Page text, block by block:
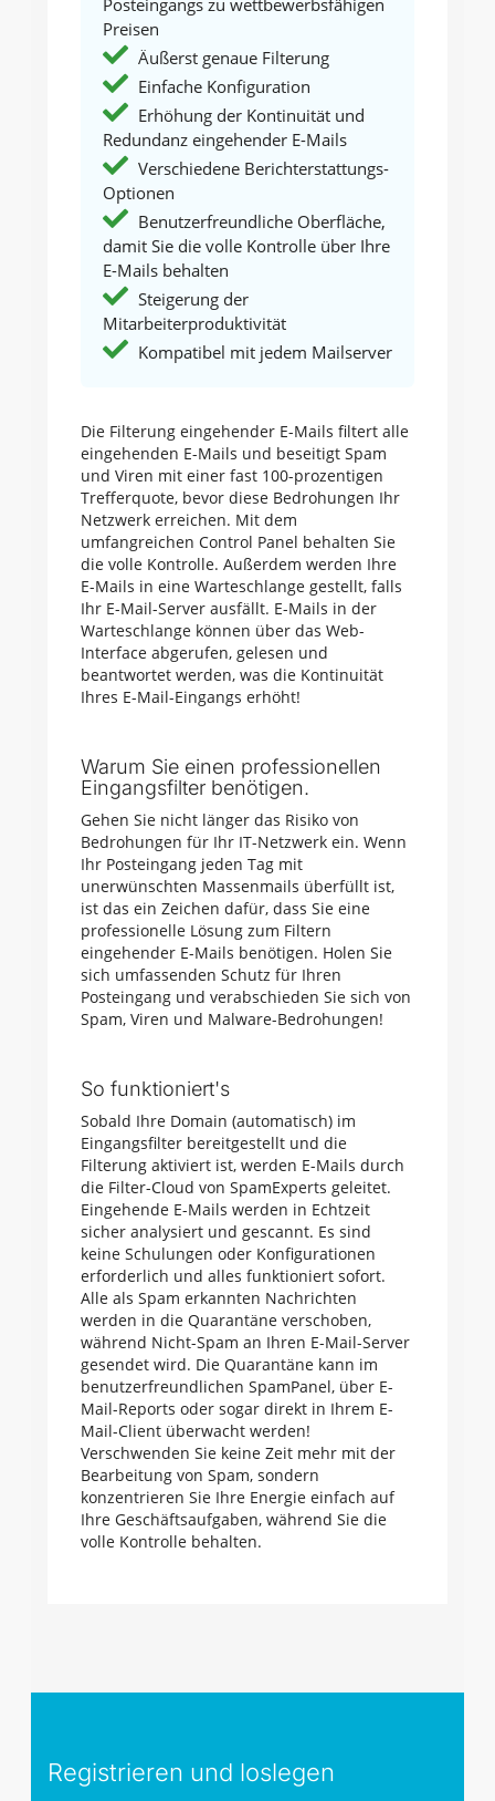
Posteingangs zu wettbewerbsfähigen
Preisen
Äußerst genaue Filterung
Einfache Konfiguration
Erhöhung der Kontinuität und
Redundanz eingehender E-Mails
Verschiedene Berichterstattungs-
Optionen
Benutzerfreundliche Oberfläche,
damit Sie die volle Kontrolle über Ihre
E-Mails behalten
Steigerung der
Mitarbeiterproduktivität
Kompatibel mit jedem Mailserver
Die Filterung eingehender E-Mails filtert alle
eingehenden E-Mails und beseitigt Spam
und Viren mit einer fast 100-prozentigen
Trefferquote, bevor diese Bedrohungen Ihr
Netzwerk erreichen. Mit dem
umfangreichen Control Panel behalten Sie
die volle Kontrolle. Außerdem werden Ihre
E-Mails in eine Warteschlange gestellt, falls
Ihr E-Mail-Server ausfällt. E-Mails in der
Warteschlange können über das Web-
Interface abgerufen, gelesen und
beantwortet werden, was die Kontinuität
Ihres E-Mail-Eingangs erhöht!
Warum Sie einen professionellen
Eingangsfilter benötigen.
Gehen Sie nicht länger das Risiko von
Bedrohungen für Ihr IT-Netzwerk ein. Wenn
Ihr Posteingang jeden Tag mit
unerwünschten Massenmails überfüllt ist,
ist das ein Zeichen dafür, dass Sie eine
professionelle Lösung zum Filtern
eingehender E-Mails benötigen. Holen Sie
sich umfassenden Schutz für Ihren
Posteingang und verabschieden Sie sich von
Spam, Viren und Malware-Bedrohungen!
So funktioniert's
Sobald Ihre Domain (automatisch) im
Eingangsfilter bereitgestellt und die
Filterung aktiviert ist, werden E-Mails durch
die Filter-Cloud von SpamExperts geleitet.
Eingehende E-Mails werden in Echtzeit
sicher analysiert und gescannt. Es sind
keine Schulungen oder Konfigurationen
erforderlich und alles funktioniert sofort.
Alle als Spam erkannten Nachrichten
werden in die Quarantäne verschoben,
während Nicht-Spam an Ihren E-Mail-Server
gesendet wird. Die Quarantäne kann im
benutzerfreundlichen SpamPanel, über E-
Mail-Reports oder sogar direkt in Ihrem E-
Mail-Client überwacht werden!
Verschwenden Sie keine Zeit mehr mit der
Bearbeitung von Spam, sondern
konzentrieren Sie Ihre Energie einfach auf
Ihre Geschäftsaufgaben, während Sie die
volle Kontrolle behalten.
Registrieren und loslegen